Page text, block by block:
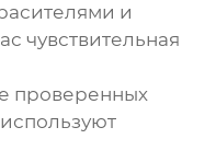
и
чувствительная
проверенных